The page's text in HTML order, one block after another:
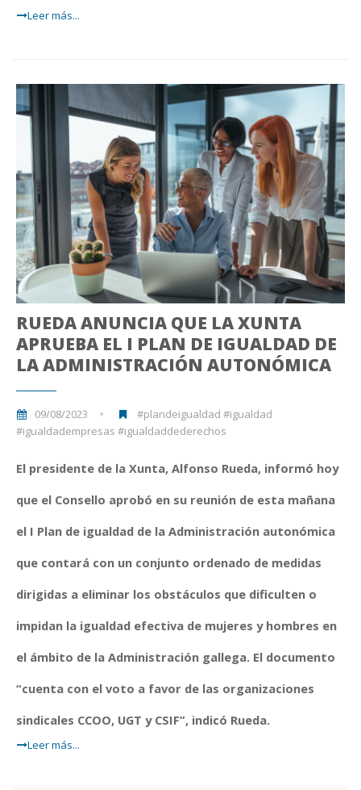
Leer más...
RUEDA ANUNCIA QUE LA XUNTA
APRUEBA EL I PLAN DE IGUALDAD DE
LA ADMINISTRACIÓN AUTONÓMICA
09/08/2023
#plandeigualdad #igualdad
#igualdadempresas #igualdaddederechos
El presidente de la Xunta, Alfonso Rueda, informó hoy
que el Consello aprobó en su reunión de esta mañana
el I Plan de igualdad de la Administración autonómica
que contará con un conjunto ordenado de medidas
dirigidas a eliminar los obstáculos que dificulten o
impidan la igualdad efectiva de mujeres y hombres en
el ámbito de la Administración gallega. El documento
“cuenta con el voto a favor de las organizaciones
sindicales CCOO, UGT y CSIF”, indicó Rueda.
Leer más...